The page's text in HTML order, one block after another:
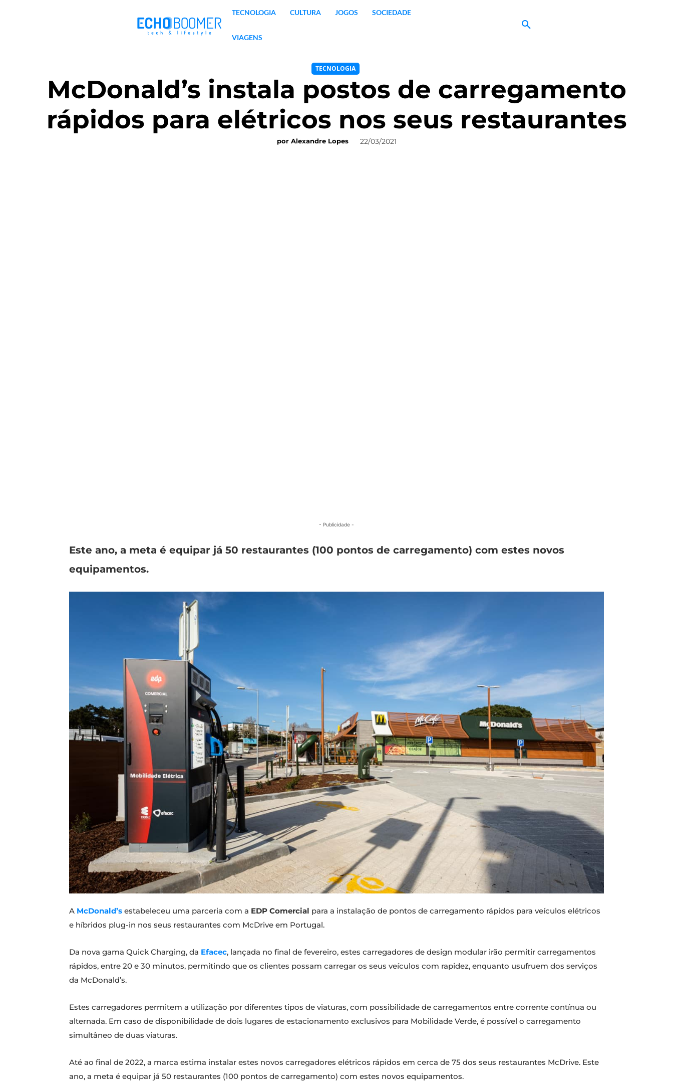
TECNOLOGIA CULTURA JOGOS SOCIEDADE
VIAGENS
TECNOLOGIA
McDonald’s instala postos de carregamento
rápidos para elétricos nos seus restaurantes
por Alexandre Lopes 22/03/2021
- Publicidade -
Este ano, a meta é equipar já 50 restaurantes (100 pontos de carregamento) com estes novos
equipamentos.
A McDonald’s estabeleceu uma parceria com a EDP Comercial para a instalação de pontos de carregamento rápidos para veículos elétricos
e híbridos plug-in nos seus restaurantes com McDrive em Portugal.
Da nova gama Quick Charging, da Efacec, lançada no final de fevereiro, estes carregadores de design modular irão permitir carregamentos
rápidos, entre 20 e 30 minutos, permitindo que os clientes possam carregar os seus veículos com rapidez, enquanto usufruem dos serviços
da McDonald’s.
Estes carregadores permitem a utilização por diferentes tipos de viaturas, com possibilidade de carregamentos entre corrente contínua ou
alternada. Em caso de disponibilidade de dois lugares de estacionamento exclusivos para Mobilidade Verde, é possível o carregamento
simultâneo de duas viaturas.
Até ao final de 2022, a marca estima instalar estes novos carregadores elétricos rápidos em cerca de 75 dos seus restaurantes McDrive. Este
ano, a meta é equipar já 50 restaurantes (100 pontos de carregamento) com estes novos equipamentos.